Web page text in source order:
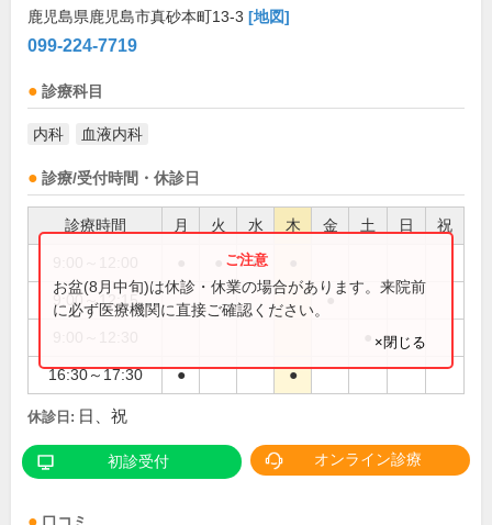
鹿児島県鹿児島市真砂本町13-3 [地図]
099-224-7719
診療科目
内科 血液内科
診療/受付時間・休診日
診療時間 月 火 水 木 金 土 日 祝
●
9:00～12:15 ●
16:30～17:30 ● ●
お盆(8月中旬)は休診・休業の場合があります。来院前
に必ず医療機関に直接ご確認ください。
×閉じる
休診日: 日、祝
初診受付 オンライン診療